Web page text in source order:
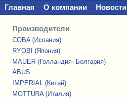
Главная О компании Новости
Производители
COBA (Испания)
RYOBI (Япония)
MAUER (Голландия- Болгария)
ABUS
IMPERIAL (Китай)
MOTTURA (Италия)